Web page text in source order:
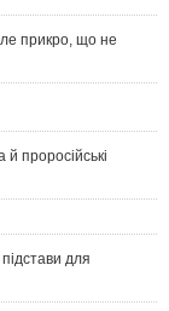
прикро, що не
проросійські
для